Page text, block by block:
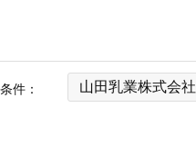
件： 山田乳業株式会社